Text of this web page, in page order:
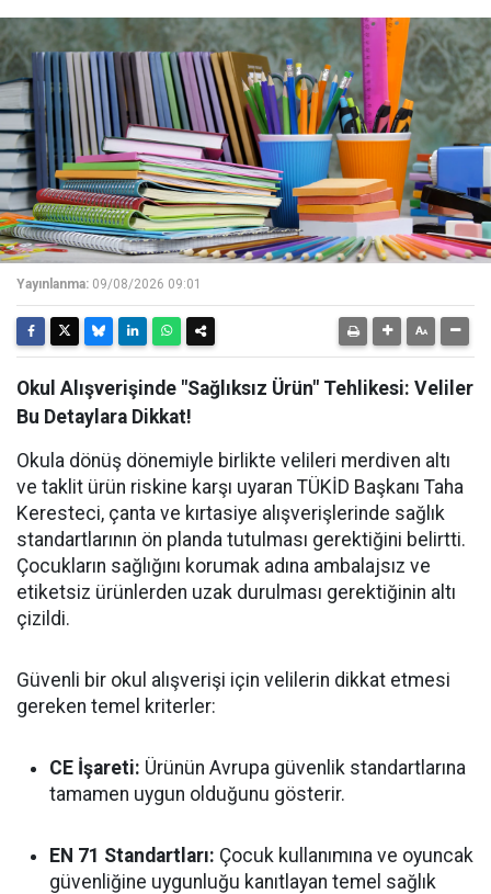
Yayınlanma: 09/08/2026 09:01
Okul Alışverişinde "Sağlıksız Ürün" Tehlikesi: Veliler
Bu Detaylara Dikkat!
Okula dönüş dönemiyle birlikte velileri merdiven altı
ve taklit ürün riskine karşı uyaran TÜKİD Başkanı Taha
Keresteci, çanta ve kırtasiye alışverişlerinde sağlık
standartlarının ön planda tutulması gerektiğini belirtti.
Çocukların sağlığını korumak adına ambalajsız ve
etiketsiz ürünlerden uzak durulması gerektiğinin altı
çizildi.
Güvenli bir okul alışverişi için velilerin dikkat etmesi
gereken temel kriterler:
CE İşareti: Ürünün Avrupa güvenlik standartlarına
tamamen uygun olduğunu gösterir.
EN 71 Standartları: Çocuk kullanımına ve oyuncak
güvenliğine uygunluğu kanıtlayan temel sağlık